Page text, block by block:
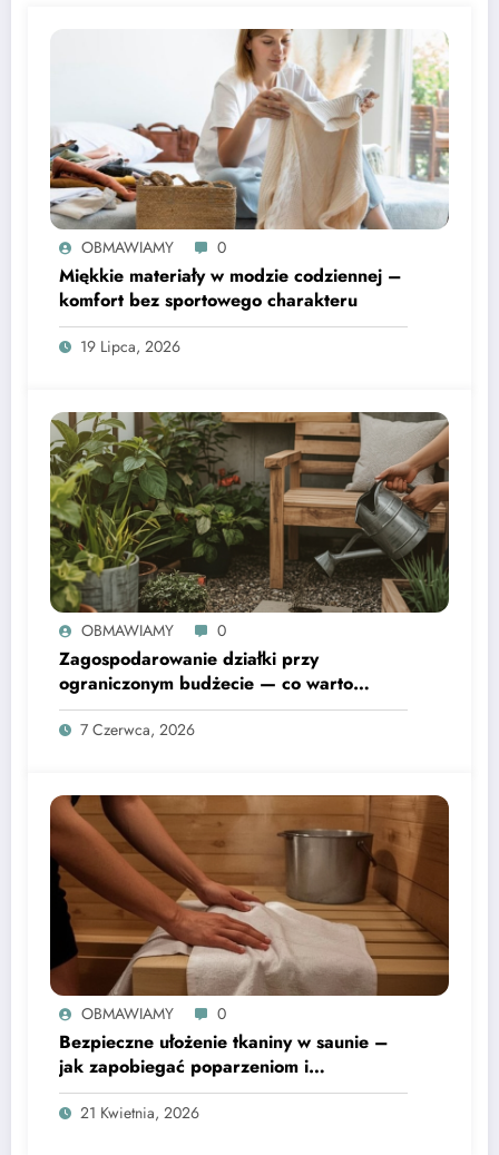
OBMAWIAMY 0
Miękkie materiały w modzie codziennej –
komfort bez sportowego charakteru
19 Lipca, 2026
OBMAWIAMY 0
Zagospodarowanie działki przy
ograniczonym budżecie — co warto
wiedzieć
7 Czerwca, 2026
OBMAWIAMY 0
Bezpieczne ułożenie tkaniny w saunie –
jak zapobiegać poparzeniom i
rozprzestrzenianiu się zarazków
21 Kwietnia, 2026